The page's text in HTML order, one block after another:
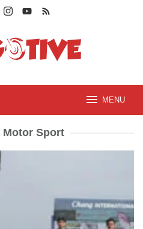
MENU
Motor Sport